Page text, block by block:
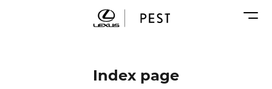
ŠKODA SchillerIndex page